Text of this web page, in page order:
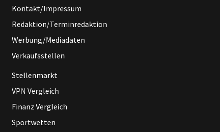
Kontakt/Impressum
Redaktion/Terminredaktion
Werbung/Mediadaten
Verkaufsstellen
Stellenmarkt
VPN Vergleich
Finanz Vergleich
Sportwetten